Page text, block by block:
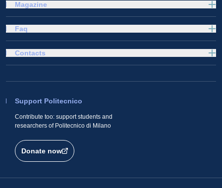
Magazine
Faq
Support Politecnico
Contribute too: support students and
researchers of Politecnico di Milano
Donate now
Contacts